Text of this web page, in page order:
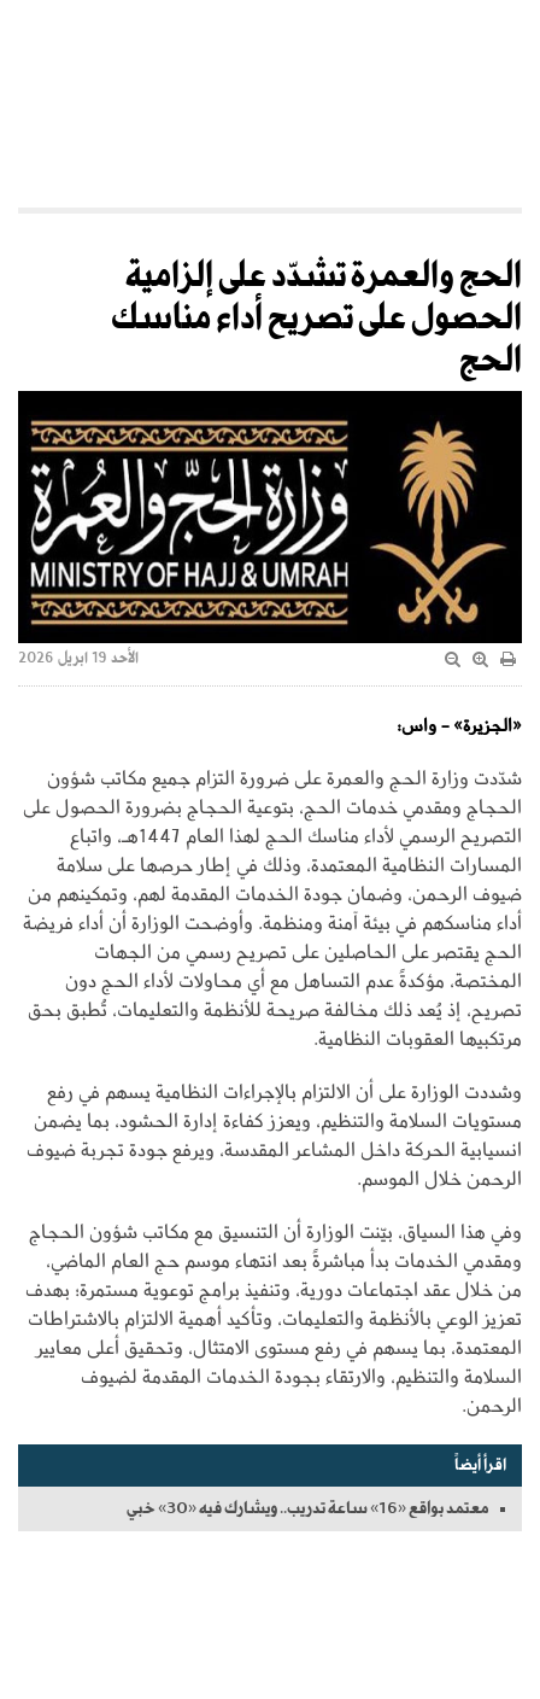
الحج والعمرة تشدّد على إلزامية
الحصول على تصريح أداء مناسك
الحج
الأحد 19 ابريل 2026
«الجزيرة» - واس:
شدّدت وزارة الحج والعمرة على ضرورة التزام جميع مكاتب شؤون
الحجاج ومقدمي خدمات الحج، بتوعية الحجاج بضرورة الحصول على
التصريح الرسمي لأداء مناسك الحج لهذا العام 1447هـ، واتباع
المسارات النظامية المعتمدة، وذلك في إطار حرصها على سلامة
ضيوف الرحمن، وضمان جودة الخدمات المقدمة لهم، وتمكينهم من
أداء مناسكهم في بيئة آمنة ومنظمة. وأوضحت الوزارة أن أداء فريضة
الحج يقتصر على الحاصلين على تصريح رسمي من الجهات
المختصة، مؤكدةً عدم التساهل مع أي محاولات لأداء الحج دون
تصريح، إذ يُعد ذلك مخالفة صريحة للأنظمة والتعليمات، تُطبق بحق
مرتكبيها العقوبات النظامية.
وشددت الوزارة على أن الالتزام بالإجراءات النظامية يسهم في رفع
مستويات السلامة والتنظيم، ويعزز كفاءة إدارة الحشود، بما يضمن
انسيابية الحركة داخل المشاعر المقدسة، ويرفع جودة تجربة ضيوف
الرحمن خلال الموسم.
وفي هذا السياق، بيّنت الوزارة أن التنسيق مع مكاتب شؤون الحجاج
ومقدمي الخدمات بدأ مباشرةً بعد انتهاء موسم حج العام الماضي،
من خلال عقد اجتماعات دورية، وتنفيذ برامج توعوية مستمرة؛ بهدف
تعزيز الوعي بالأنظمة والتعليمات، وتأكيد أهمية الالتزام بالاشتراطات
المعتمدة، بما يسهم في رفع مستوى الامتثال، وتحقيق أعلى معايير
السلامة والتنظيم، والارتقاء بجودة الخدمات المقدمة لضيوف
الرحمن.
اقرأ أيضاً
معتمد بواقع «16» ساعة تدريب.. ويشارك فيه «30» خبي